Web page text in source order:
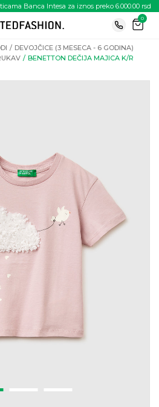
Banca Intesa za iznos preko 6.000.00 rsd
0
DEVOJČICE (3 MESECA - 6 GODINA)
BENETTON DEČIJA MAJICA K/R